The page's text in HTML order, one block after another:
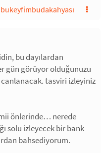
bukeyfimbudakahyası
bu dayılardan
gün görüyor olduğunuzu
canlanacak. tasviri izleyiniz
önlerinde… nerede
solu izleyecek bir bank
bahsediyorum.